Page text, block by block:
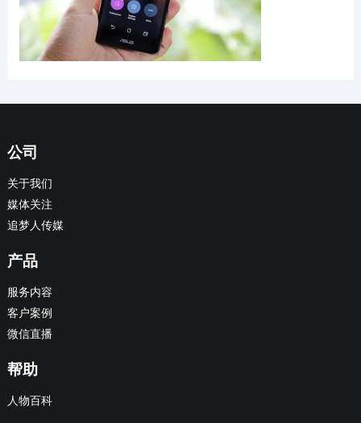
公司
关于我们
媒体关注
追梦人传媒
产品
服务内容
客户案例
微信直播
帮助
人物百科